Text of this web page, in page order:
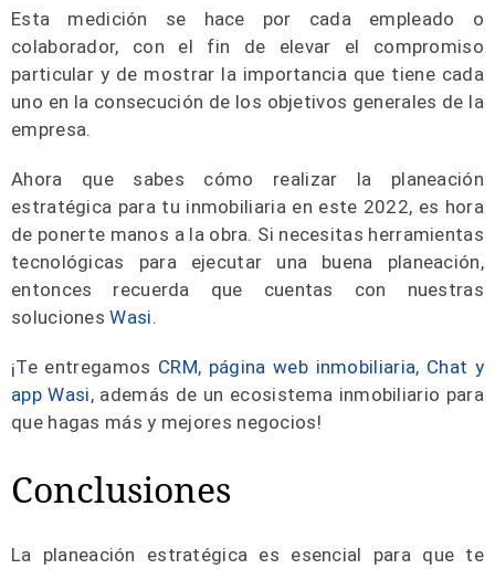
Esta medición se hace por cada empleado o
colaborador, con el fin de elevar el compromiso
particular y de mostrar la importancia que tiene cada
uno en la consecución de los objetivos generales de la
empresa.
Ahora que sabes cómo realizar la planeación
estratégica para tu inmobiliaria en este 2022, es hora
de ponerte manos a la obra. Si necesitas herramientas
tecnológicas para ejecutar una buena planeación,
entonces recuerda que cuentas con nuestras
solucionesWasi.
¡Te entregamos CRM, página web inmobiliaria, Chat y
app Wasi, además de un ecosistema inmobiliario para
que hagas más y mejores negocios!
Conclusiones
La planeación estratégica es esencial para que te